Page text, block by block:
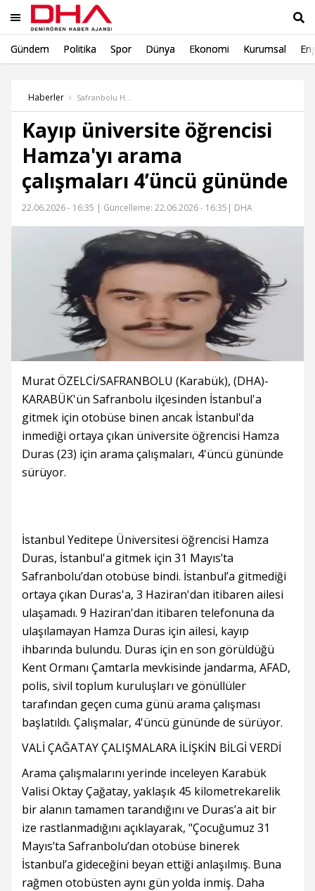
Gündem Politika Spor Dünya Ekonomi Kurumsal
Haberler
Kayıp üniversite öğrencisi
Hamza'yı arama
çalışmaları 4’üncü gününde
22.06.2026 - 16:35 | Güncelleme: 22.06.2026 - 16:35 | DHA
Murat ÖZELCİ/SAFRANBOLU (Karabük), (DHA)-
KARABÜK'ün Safranbolu ilçesinden İstanbul'a
gitmek için otobüse binen ancak İstanbul'da
inmediği ortaya çıkan üniversite öğrencisi Hamza
Duras (23) için arama çalışmaları, 4'üncü gününde
sürüyor.
İstanbul Yeditepe Üniversitesi öğrencisi Hamza
Duras, İstanbul'a gitmek için 31 Mayıs’ta
Safranbolu’dan otobüse bindi. İstanbul’a gitmediği
ortaya çıkan Duras'a, 3 Haziran'dan itibaren ailesi
ulaşamadı. 9 Haziran'dan itibaren telefonuna da
ulaşılamayan Hamza Duras için ailesi, kayıp
ihbarında bulundu. Duras için en son görüldüğü
Kent Ormanı Çamtarla mevkisinde jandarma, AFAD,
polis, sivil toplum kuruluşları ve gönüllüler
tarafından geçen cuma günü arama çalışması
başlatıldı. Çalışmalar, 4'üncü gününde de sürüyor.
VALİ ÇAĞATAY ÇALIŞMALARA İLİŞKİN BİLGİ VERDİ
Arama çalışmalarını yerinde inceleyen Karabük
Valisi Oktay Çağatay, yaklaşık 45 kilometrekarelik
bir alanın tamamen tarandığını ve Duras’a ait bir
ize rastlanmadığını açıklayarak, "Çocuğumuz 31
Mayıs’ta Safranbolu’dan otobüse binerek
İstanbul’a gideceğini beyan ettiği anlaşılmış. Buna
rağmen otobüsten aynı gün yolda inmiş. Daha